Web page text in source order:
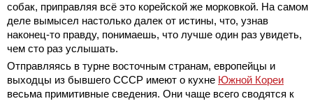
собак, приправляя всё это корейской же морковкой. На самом
деле вымысел настолько далек от истины, что, узнав
наконец-то правду, понимаешь, что лучше один раз увидеть,
чем сто раз услышать.
Отправляясь в турне восточным странам, европейцы и
выходцы из бывшего СССР имеют о кухне Южной Кореи
весьма примитивные сведения. Они чаще всего сводятся к